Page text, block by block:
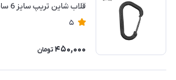
قلاب شاین تریپ سایز 6 سانت (بسته 2 عددی) | A529
5
450,000 تومان